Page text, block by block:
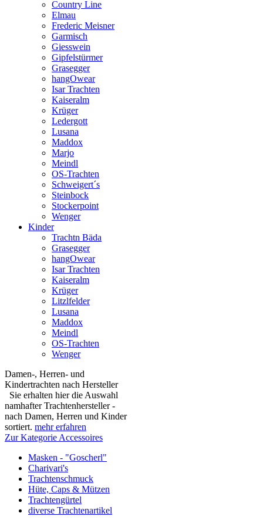
Country Line
Elmau
Frederic Meisner
Garmisch
Giesswein
Gipfelstürmer
Grasegger
hangOwear
Isar Trachten
Kaiseralm
Krüger
Ledergott
Lusana
Maddox
Marjo
Meindl
OS-Trachten
Schweigert´s
Steinbock
Stockerpoint
Wenger
Kinder
Trachtn Bäda
Grasegger
hangOwear
Isar Trachten
Kaiseralm
Krüger
Litzlfelder
Lusana
Maddox
Meindl
OS-Trachten
Wenger
Damen-, Herren- und
Kindertrachten nach Hersteller
Sie erhalten hier die Auswahl
namhafter Trachtenhersteller -
nach Damen, Herren und Kinder
sortiert. mehr erfahren
Zur Kategorie Accessoires
Masken - "Goscherl"
Charivari's
Trachtenschmuck
Hüte, Caps & Mützen
Trachtengürtel
diverse Trachtenartikel